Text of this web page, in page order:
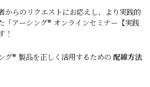
からのリクエストにお応えし、より実践的
「アーシング® オンラインセミナー【実践
！
グ® 製品を正しく活用するための 配線方法